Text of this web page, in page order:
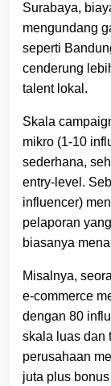
Surabaya,
mengundang
seperti
cenderung
talent lokal.
Skala
mikro (1‑10
sederhana,
entry‑level.
influencer)
pelaporan
biasanya
Misalnya,
e‑commerce
dengan 80
skala luas dan
perusahaan
juta plus